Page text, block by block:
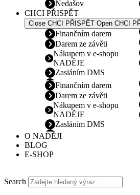
Nedašov
CHCI PŘISPĚT
Close CHCI PŘISPĚT Open CHCI
Finančním darem
Darem ze závěti
Nákupem v e-shopu
NADĚJE
Zasláním DMS
Finančním darem
Darem ze závěti
Nákupem v e-shopu
NADĚJE
Zasláním DMS
O NADĚJI
BLOG
E-SHOP
Search